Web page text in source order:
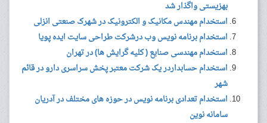
بهزیستی واگذار شد
استخدام مهندس مکانیک و الکترونیک در شهرک صنعتی انزلی
استخدام برنامه نویس وب درشرکت طراحی سایت ایده پویا
استخدام مهندسی صنایع ( کلیه گرایش ها) در تهران
استخدام حسابداردر یک شرکت معتبر پخش سراسری دارو در قائم
شهر
استخدام تعدادی برنامه نویس در حوزه های مختلف در آدریان
سامانه نوین